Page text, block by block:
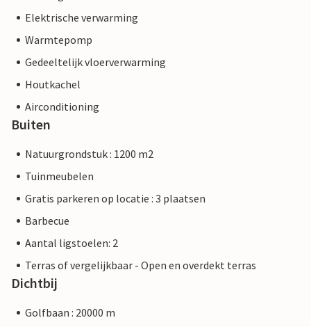
Elektrische verwarming
Warmtepomp
Gedeeltelijk vloerverwarming
Houtkachel
Airconditioning
Buiten
Natuurgrondstuk : 1200 m2
Tuinmeubelen
Gratis parkeren op locatie : 3 plaatsen
Barbecue
Aantal ligstoelen: 2
Terras of vergelijkbaar - Open en overdekt terras
Dichtbij
Golfbaan : 20000 m